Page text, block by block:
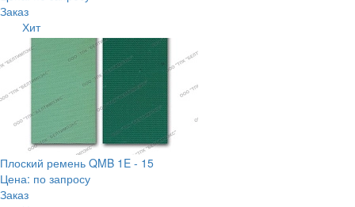
Заказ
Хит
Плоский ремень QMB 1E - 15
Цена: по запросу
Заказ